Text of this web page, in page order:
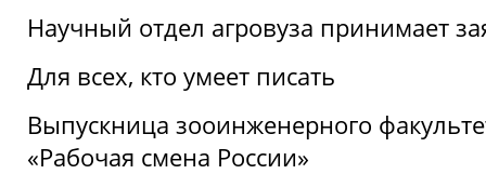
Научный отдел агровуза принимает
Для всех, кто умеет писать
Выпускница зооинженерного
«Рабочая смена России»